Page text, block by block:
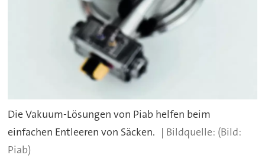
Die Vakuum-Lösungen von Piab helfen beim
einfachen Entleeren von Säcken.
(Bild:
Piab)